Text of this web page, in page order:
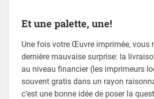
Et une palette, une!
Une fois votre Œuvre imprimée, vous
dernière mauvaise surprise: la
au niveau financier (les imprimeurs
souvent gratis dans un rayon
c’est une bonne idée de poser la